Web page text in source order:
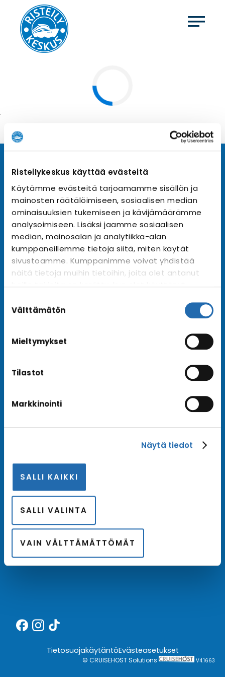
Risteilykeskus käyttää evästeitä
Käytämme evästeitä tarjoamamme sisällön ja
mainosten räätälöimiseen, sosiaalisen median
ominaisuuksien tukemiseen ja kävijämäärämme
analysoimiseen. Lisäksi jaamme sosiaalisen
median, mainosalan ja analytiikka-alan
kumppaneillemme tietoja siitä, miten käytät
sivustoamme. Kumppanimme voivat yhdistää
näitä tietoja muihin tietoihin, joita olet antanut
evästeasetuksiesi hyväksyntää sivuston
linkistä.
valinta
Välttämätön
Mieltymykset
Tilastot
Markkinointi
Näytä tiedot
SALLI KAIKKI
SALLI VALINTA
VAIN VÄLTTÄMÄTTÖMÄT
Tilaa uutiskirje
Tilaa Risteilykeskuksen uutiskirje sähköpostiisi. Saat
samalla ensimmäisten joukossa tiedot eri
varustamoiden tarjouksista ja kampanjaeduista.
Tilaa uutiskirje
Arkisto →
Ota yhteyttä
Lähetä tarjouspyyntö
Usein kysyttyä
Meistä
Kotimainen asiantuntija
Hintatakuu
Finnair Plus
TietosuojakäytäntöEvästeasetukset
© CRUISEHOST Solutions V4.1663